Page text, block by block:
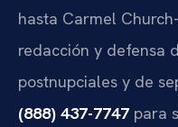
hasta Carmel
redacción y defensa
postnupciales y de
(888) 437-7747 para